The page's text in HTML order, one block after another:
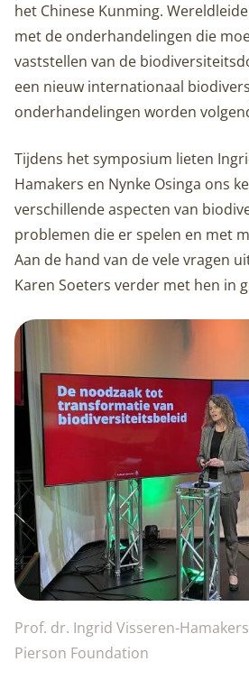
het Chinese Kunming.
met de onderhandelingen die
vaststellen van de
een nieuw internationaal
onderhandelingen worden
Tijdens het symposium lieten
Hamakers en Nynke Osinga ons
verschillende aspecten van
problemen die er spelen en met
Aan de hand van de vele vragen
Karen Soeters verder met hen in
Prof. dr. Ingrid Visseren-
Pierson Foundation